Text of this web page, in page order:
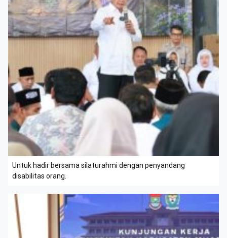
Untuk hadir bersama silaturahmi dengan penyandang
disabilitas orang.